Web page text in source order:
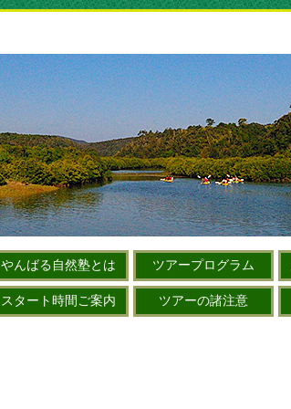
やんばる自然塾とは ツアープログラム
スタート時間ご案内 ツアーの諸注意